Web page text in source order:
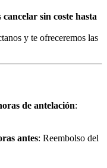
cancelar sin coste hasta
y te ofreceremos las
de antelación:
antes: Reembolso del